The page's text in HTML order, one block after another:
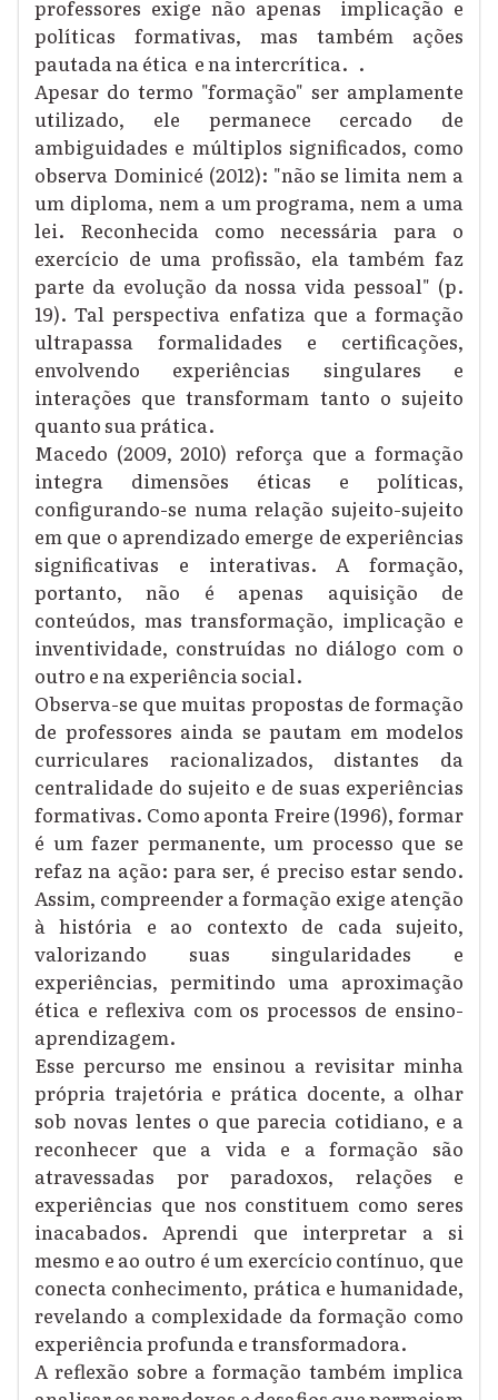
professores exige não apenas implicação e
políticas formativas, mas também ações
pautada na ética e na intercrítica. .
Apesar do termo "formação" ser amplamente
utilizado, ele permanece cercado de
ambiguidades e múltiplos significados, como
observa Dominicé (2012): "não se limita nem a
um diploma, nem a um programa, nem a uma
lei. Reconhecida como necessária para o
exercício de uma profissão, ela também faz
parte da evolução da nossa vida pessoal" (p.
19). Tal perspectiva enfatiza que a formação
ultrapassa formalidades e certificações,
envolvendo experiências singulares e
interações que transformam tanto o sujeito
quanto sua prática.
Macedo (2009, 2010) reforça que a formação
integra dimensões éticas e políticas,
configurando-se numa relação sujeito-sujeito
em que o aprendizado emerge de experiências
significativas e interativas. A formação,
portanto, não é apenas aquisição de
conteúdos, mas transformação, implicação e
inventividade, construídas no diálogo com o
outro e na experiência social.
Observa-se que muitas propostas de formação
de professores ainda se pautam em modelos
curriculares racionalizados, distantes da
centralidade do sujeito e de suas experiências
formativas. Como aponta Freire (1996), formar
é um fazer permanente, um processo que se
refaz na ação: para ser, é preciso estar sendo.
Assim, compreender a formação exige atenção
à história e ao contexto de cada sujeito,
valorizando suas singularidades e
experiências, permitindo uma aproximação
ética e reflexiva com os processos de ensino-
aprendizagem.
Esse percurso me ensinou a revisitar minha
própria trajetória e prática docente, a olhar
sob novas lentes o que parecia cotidiano, e a
reconhecer que a vida e a formação são
atravessadas por paradoxos, relações e
experiências que nos constituem como seres
inacabados. Aprendi que interpretar a si
mesmo e ao outro é um exercício contínuo, que
conecta conhecimento, prática e humanidade,
revelando a complexidade da formação como
experiência profunda e transformadora.
A reflexão sobre a formação também implica